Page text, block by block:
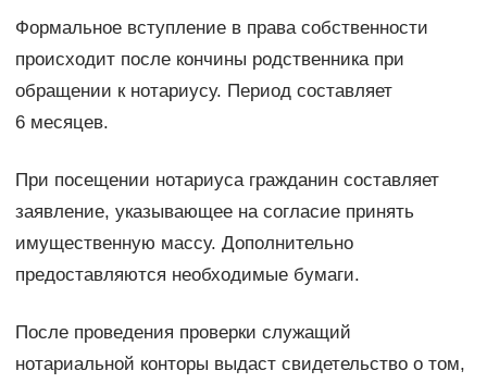
Формальное вступление в права собственности
происходит после кончины родственника при
обращении к нотариусу. Период составляет
6 месяцев.
При посещении нотариуса гражданин составляет
заявление, указывающее на согласие принять
имущественную массу. Дополнительно
предоставляются необходимые бумаги.
После проведения проверки служащий
нотариальной конторы выдаст свидетельство о том,